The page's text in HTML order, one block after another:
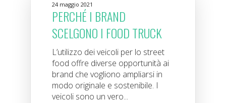
24 maggio 2021
PERCHÉ I BRAND
SCELGONO I FOOD TRUCK
L’utilizzo dei veicoli per lo street
food offre diverse opportunità ai
brand che vogliono ampliarsi in
modo originale e sostenibile. I
veicoli sono un vero...